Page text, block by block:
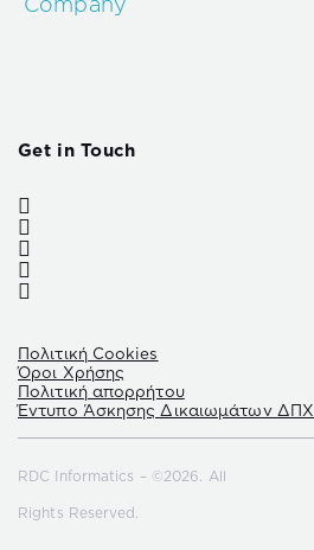
Get in Touch
Πολιτική Cookies
Όροι Χρήσης
Πολιτική απορρήτου
Έντυπο Άσκησης Δικαιωμάτων ΔΠΧ
RDC Informatics – ©2026. All
Rights Reserved.